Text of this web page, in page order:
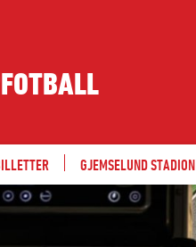
GJEMSELUND STADION